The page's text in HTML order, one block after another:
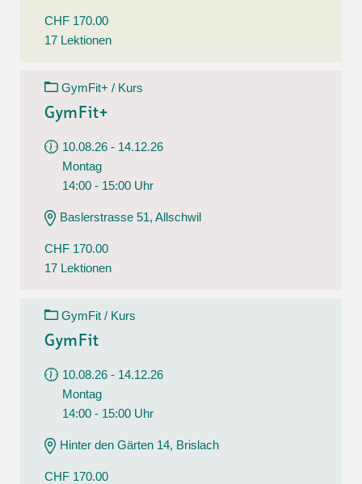
CHF 170.00
17 Lektionen
GymFit+ / Kurs
GymFit+
10.08.26 - 14.12.26
Montag
14:00 - 15:00 Uhr
Baslerstrasse 51, Allschwil
CHF 170.00
17 Lektionen
GymFit / Kurs
GymFit
10.08.26 - 14.12.26
Montag
14:00 - 15:00 Uhr
Hinter den Gärten 14, Brislach
CHF 170.00